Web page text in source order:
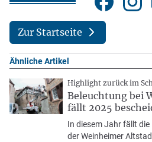
Zur Startseite
Ähnliche Artikel
Highlight zurück im
Beleuchtung bei
fällt 2025
In diesem Jahr fällt die
der Weinheimer